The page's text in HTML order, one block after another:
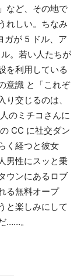
など、その地で
れしい。ちなみ
ガが 5 ドル、ア
。若い人たちが
を利用している
意識 と「これぞ
交じるのは、
のミチコさんに
CC に社交ダン
く経つと彼女
男性にスッと乗
ウンにあるロブ
る無料オープ
と楽しみにして
……。